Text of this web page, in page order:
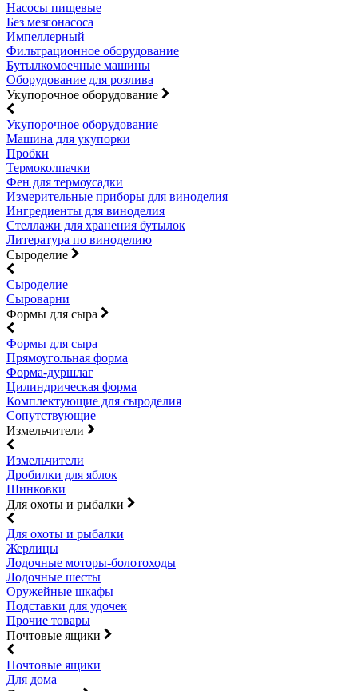
Насосы пищевые
Без мезгонасоса
Импеллерный
Фильтрационное оборудование
Бутылкомоечные машины
Оборудование для розлива
Укупорочное оборудование
Укупорочное оборудование
Машина для укупорки
Пробки
Термоколпачки
Фен для термоусадки
Измерительные приборы для виноделия
Ингредиенты для виноделия
Стеллажи для хранения бутылок
Литература по виноделию
Сыроделие
Сыроделие
Сыроварни
Формы для сыра
Формы для сыра
Прямоугольная форма
Форма-дуршлаг
Цилиндрическая форма
Комплектующие для сыроделия
Сопутствующие
Измельчители
Измельчители
Дробилки для яблок
Шинковки
Для охоты и рыбалки
Для охоты и рыбалки
Жерлицы
Лодочные моторы-болотоходы
Лодочные шесты
Оружейные шкафы
Подставки для удочек
Прочие товары
Почтовые ящики
Почтовые ящики
Для дома